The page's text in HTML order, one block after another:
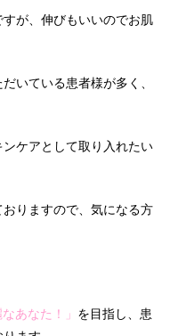
が、伸びもいいのでお肌
いている患者様が多く、
ケアとして取り入れたい
りますので、気になる方
なあなた！」 を目指し、患